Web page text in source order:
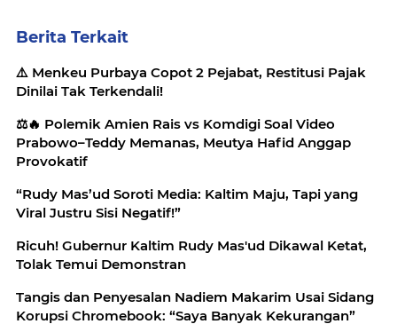
Berita Terkait
⚠️ Menkeu Purbaya Copot 2 Pejabat, Restitusi Pajak
Dinilai Tak Terkendali!
⚖️🔥 Polemik Amien Rais vs Komdigi Soal Video
Prabowo–Teddy Memanas, Meutya Hafid Anggap
Provokatif
“Rudy Mas’ud Soroti Media: Kaltim Maju, Tapi yang
Viral Justru Sisi Negatif!”
Ricuh! Gubernur Kaltim Rudy Mas'ud Dikawal Ketat,
Tolak Temui Demonstran
Tangis dan Penyesalan Nadiem Makarim Usai Sidang
Korupsi Chromebook: “Saya Banyak Kekurangan”